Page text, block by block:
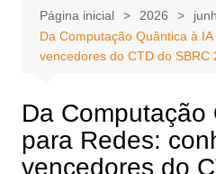
Página inicial 2026
Da Computação Quântica à
vencedores do CTD do SBRC
Da Computação
para Redes:
vencedores do